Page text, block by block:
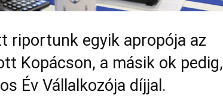
riportunk egyik apropója az
Kopácson, a másik ok pedig,
Év Vállalkozója díjjal.